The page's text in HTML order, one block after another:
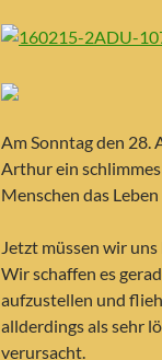
Am Sonntag den 28.
Arthur ein
Menschen das
Jetzt müssen wir
Wir schaffen es
aufzustellen und
allderdings als sehr
verursacht.